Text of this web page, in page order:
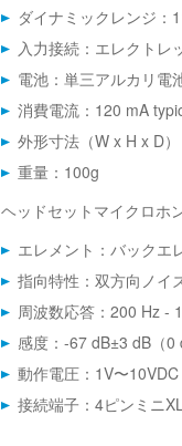
ダイナミックレンジ：
入力接続：エレクトレ
電池：単三アルカリ電
消費電流：120 mA
外形寸法（W x H x D
重量：100g
ヘッドセットマイクロホ
エレメント：バックエ
指向特性：双方向ノイ
周波数応答：200 Hz -
感度：-67 dB±3 dB（0
動作電圧：1V〜10VDC
接続端子：4ピンミニ